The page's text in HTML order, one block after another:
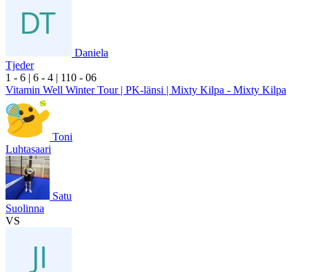
Daniela
Tjeder
1 - 6 | 6 - 4 | 110 - 06
Vitamin Well Winter Tour | PK-länsi | Mixty Kilpa - Mixty Kilpa
Toni
Luhtasaari
Satu
Suolinna
VS